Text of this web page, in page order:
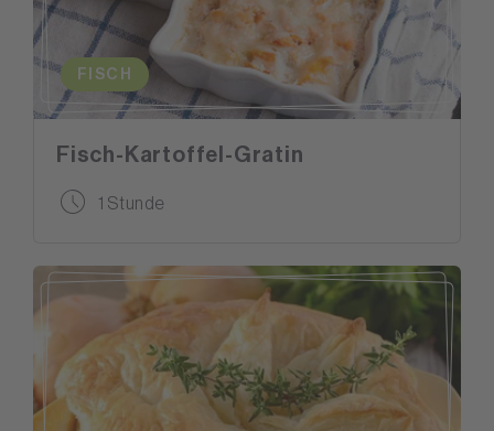
FISCH
Fisch-Kartoffel-Gratin
1 Stunde